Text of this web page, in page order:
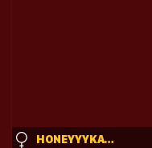
HONEYYYKATE